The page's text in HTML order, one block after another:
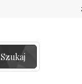
Szukaj